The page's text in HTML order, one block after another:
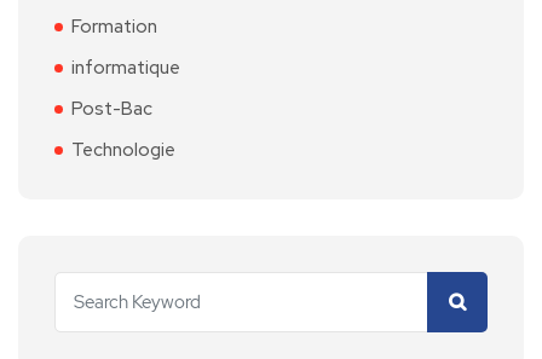
Formation
informatique
Post-Bac
Technologie